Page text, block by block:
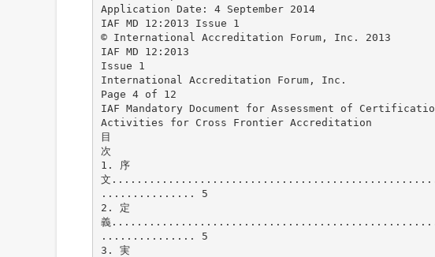
Application Date: 4 September 2014
IAF MD 12:2013 Issue 1
© International Accreditation Forum, Inc. 2013
IAF MD 12:2013
Issue 1
International Accreditation Forum, Inc.
Page 4 of 12
IAF Mandatory Document for Assessment of
Activities for Cross Frontier Accreditation
目
次
1. 序
文
............... 5
2. 定
義
............... 5
3. 実